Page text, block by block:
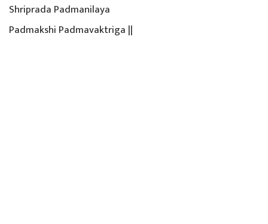
Shriprada Padmanilaya
Padmakshi Padmavaktriga ||